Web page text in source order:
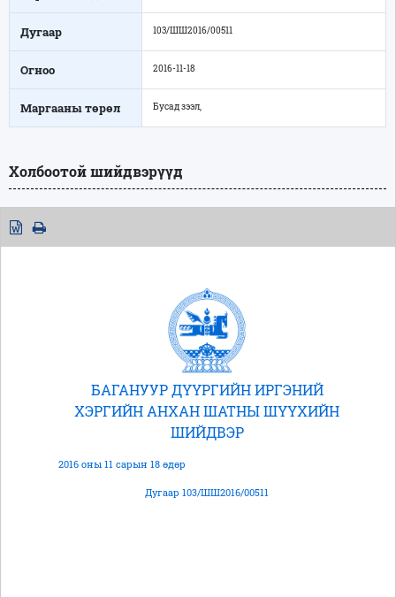
Дугаар 103/ШШ2016/00511
Огноо 2016-11-18
Маргааны төрөл Бусад зээл,
Холбоотой шийдвэрүүд
БАГАНУУР ДҮҮРГИЙН ИРГЭНИЙ
ХЭРГИЙН АНХАН ШАТНЫ ШҮҮХИЙН
ШИЙДВЭР
2016 оны 11 сарын 18 өдөр
Дугаар 103/ШШ2016/00511